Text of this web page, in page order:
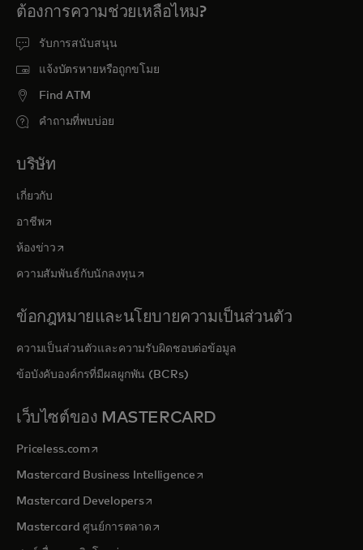
ต้องการความช่วยเหลือไหม?
รับการสนับสนุน
แจ้งบัตรหายหรือถูกขโมย
Find ATM
คำถามที่พบบ่อย
บริษัท
เกี่ยวกับ
อาชีพopens in a new tab
ห้องข่าว opens in a new tab
ความสัมพันธ์กับนักลงทุนopens in a new tab
ข้อกฎหมายและนโยบายความเป็นส่วนตัว
ความเป็นส่วนตัวและความรับผิดชอบต่อข้อมูล
ข้อบังคับองค์กรที่มีผลผูกพัน (BCRs)
เว็บไซต์ของ MASTERCARD
Priceless.com opens in a new tab
Mastercard Business Intelligenceopens in a new tab
Mastercard Developersopens in a new tab
Mastercard ศูนย์การตลาด opens in a new tab